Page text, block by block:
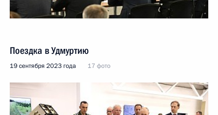
Поездка в Удмуртию
19 сентября 2023 года 17 фото